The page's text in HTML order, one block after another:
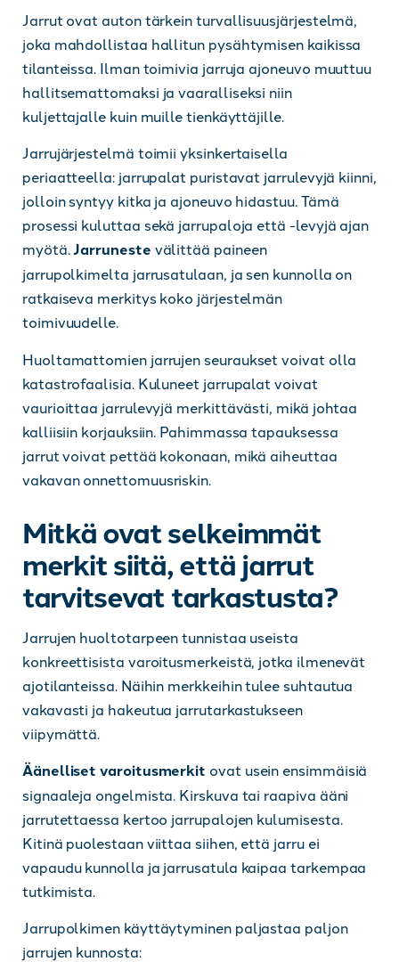
Jarrut ovat auton tärkein turvallisuusjärjestelmä,
joka mahdollistaa hallitun pysähtymisen kaikissa
tilanteissa. Ilman toimivia jarruja ajoneuvo muuttuu
hallitsemattomaksi ja vaaralliseksi niin
kuljettajalle kuin muille tienkäyttäjille.
Jarrujärjestelmä toimii yksinkertaisella
periaatteella: jarrupalat puristavat jarrulevyjä kiinni,
jolloin syntyy kitka ja ajoneuvo hidastuu. Tämä
prosessi kuluttaa sekä jarrupaloja että -levyjä ajan
myötä.Jarruneste välittää paineen
jarrupolkimelta jarrusatulaan, ja sen kunnolla on
ratkaiseva merkitys koko järjestelmän
toimivuudelle.
Huoltamattomien jarrujen seuraukset voivat olla
katastrofaalisia. Kuluneet jarrupalat voivat
vaurioittaa jarrulevyjä merkittävästi, mikä johtaa
kalliisiin korjauksiin. Pahimmassa tapauksessa
jarrut voivat pettää kokonaan, mikä aiheuttaa
vakavan onnettomuusriskin.
Mitkä ovat selkeimmät
merkit siitä, että jarrut
tarvitsevat tarkastusta?
Jarrujen huoltotarpeen tunnistaa useista
konkreettisista varoitusmerkeistä, jotka ilmenevät
ajotilanteissa. Näihin merkkeihin tulee suhtautua
vakavasti ja hakeutua jarrutarkastukseen
viipymättä.
Äänelliset varoitusmerkit ovat usein ensimmäisiä
signaaleja ongelmista. Kirskuva tai raapiva ääni
jarrutettaessa kertoo jarrupalojen kulumisesta.
Kitinä puolestaan viittaa siihen, että jarru ei
vapaudu kunnolla ja jarrusatula kaipaa tarkempaa
tutkimista.
Jarrupolkimen käyttäytyminen paljastaa paljon
jarrujen kunnosta: